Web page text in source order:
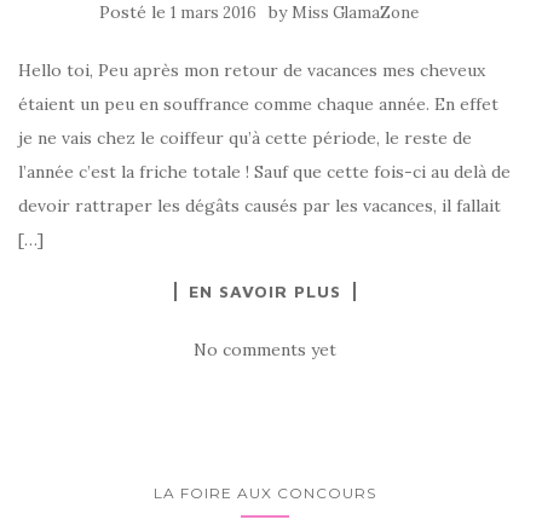
Posté le 1 mars 2016 by Miss GlamaZone
Hello toi, Peu après mon retour de vacances mes cheveux
étaient un peu en souffrance comme chaque année. En effet
je ne vais chez le coiffeur qu’à cette période, le reste de
l’année c’est la friche totale ! Sauf que cette fois-ci au delà de
devoir rattraper les dégâts causés par les vacances, il fallait
[…]
EN SAVOIR PLUS
No comments yet
LA FOIRE AUX CONCOURS